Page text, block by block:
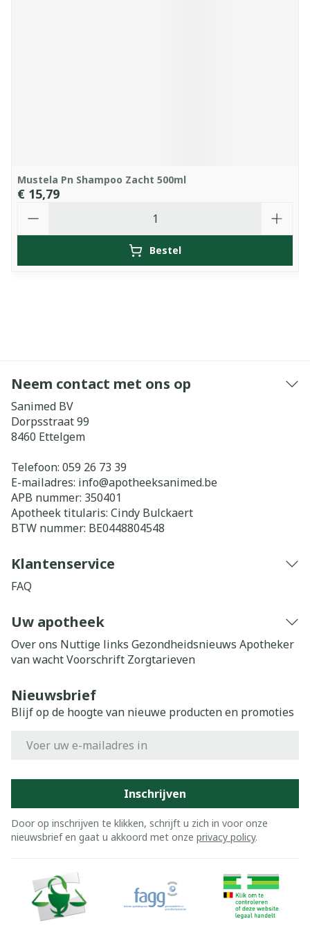
Mustela Pn Shampoo Zacht 500ml
€ 15,79
Bestel
Neem contact met ons op
Sanimed BV
Dorpsstraat 99
8460 Ettelgem
Telefoon: 059 26 73 39
E-mailadres: info@apotheeksanimed.be
APB nummer: 350401
Apotheek titularis: Cindy Bulckaert
BTW nummer: BE0448804548
Klantenservice
FAQ
Uw apotheek
Over ons Nuttige links Gezondheidsnieuws Apotheker
van wachtVoorschrift Zorgtarieven
Nieuwsbrief
Blijf op de hoogte van nieuwe producten en promoties
Inschrijven
Door op inschrijven te klikken, schrijft u zich in voor onze
nieuwsbrief en gaat u akkoord met onze privacy policy.